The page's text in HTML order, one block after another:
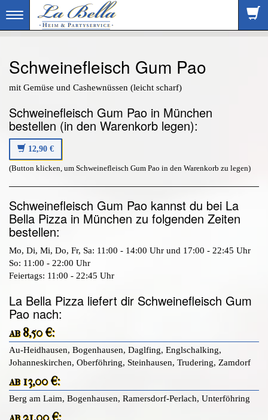
Toggle
navigation
Schweinefleisch Gum Pao
mit Gemüse und Cashewnüssen (leicht scharf)
Schweinefleisch Gum Pao in München
bestellen (in den Warenkorb legen):
12,90 €
(Button klicken, um Schweinefleisch Gum Pao in den Warenkorb zu legen)
Schweinefleisch Gum Pao kannst du bei La
Bella Pizza in München zu folgenden Zeiten
bestellen:
Mo, Di, Mi, Do, Fr, Sa: 11:00 - 14:00 Uhr und 17:00 - 22:45 Uhr
So: 11:00 - 22:00 Uhr
Feiertags: 11:00 - 22:45 Uhr
La Bella Pizza liefert dir Schweinefleisch Gum
Pao nach:
ab 8,50 €:
Au-Heidhausen, Bogenhausen, Daglfing, Englschalking,
Johanneskirchen, Oberföhring, Steinhausen, Trudering, Zamdorf
ab 13,00 €:
Berg am Laim, Bogenhausen, Ramersdorf-Perlach, Unterföhring